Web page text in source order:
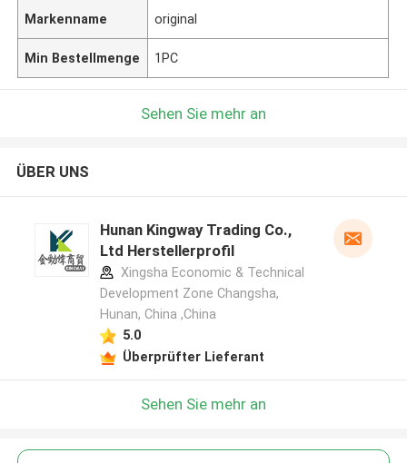
Markenname original
Min Bestellmenge 1PC
Sehen Sie mehr an
ÜBER UNS
Hunan Kingway Trading Co.,
Ltd Herstellerprofil
Xingsha Economic & Technical
Development Zone Changsha,
Hunan, China ,China
5.0
Überprüfter Lieferant
Sehen Sie mehr an